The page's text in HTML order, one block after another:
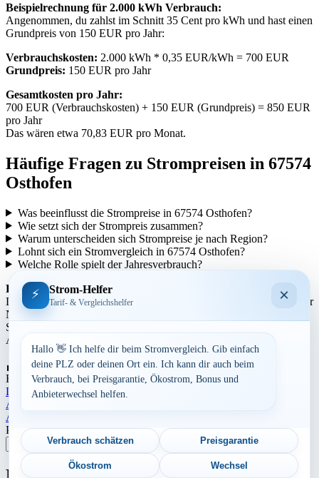
Beispielrechnung für 2.000 kWh Verbrauch:
Angenommen, du zahlst im Schnitt 35 Cent pro kWh und hast einen
Grundpreis von 150 EUR pro Jahr:
Verbrauchskosten: 2.000 kWh * 0,35 EUR/kWh = 700 EUR
Grundpreis: 150 EUR pro Jahr
Gesamtkosten pro Jahr:
700 EUR (Verbrauchskosten) + 150 EUR (Grundpreis) = 850 EUR
pro Jahr
Das wären etwa 70,83 EUR pro Monat.
Häufige Fragen zu Strompreisen in 67574
Osthofen
Was beeinflusst die Strompreise in 67574 Osthofen?
Wie setzt sich der Strompreis zusammen?
Warum unterscheiden sich Strompreise je nach Region?
Lohnt sich ein Stromvergleich in 67574 Osthofen?
Welche Rolle spielt der Jahresverbrauch?
Regionale Unterschiede:
Die Strompreise variieren je nach Region aufgrund unterschiedlicher
Netzentgelte und Steuern. In städtischen Gebieten können die
Strompreise tendenziell höher sein als in ländlicheren Gegenden.
Auch die Anbieterstruktur kann sich regional unterscheiden.
Aufrufe: 901
By
Dominik Laube23. Juli 2026 Rheinland-Pfalz
Landkreis Alzey-Worms
Beitragsnavigation
Aktuelle Strompreise in 72270 Baiersbronn
Aktuelle Strompreise in 65529 Waldems
Postleitzahl eingeben
Suchen
⚡ Strom-Helfer
Tarif- & Vergleichshelfer ×
Hallo 👋 Ich helfe dir beim Stromvergleich. Gib einfach
deine PLZ oder deinen Ort ein. Ich kann dir auch beim
Verbrauch, bei Preisgarantie, Ökostrom, Bonus und
Anbieterwechsel helfen.
Verbrauch schätzen Preisgarantie
Ökostrom Wechsel